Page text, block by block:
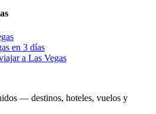
en 3 días
a Las Vegas
— destinos, hoteles, vuelos y